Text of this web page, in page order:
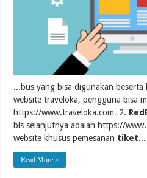
...bus yang bisa digunakan
website traveloka, pengguna bisa
https://www.traveloka.com. 2.
bis selanjutnya adalah https://www
website khusus pemesanan tiket...
Read More »